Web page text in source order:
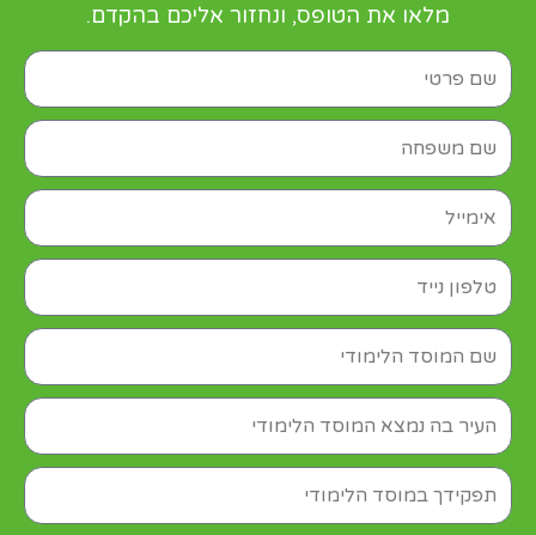
מלאו את הטופס, ונחזור אליכם בהקדם.
firstname
lastname
email
phone
c6
c8
position